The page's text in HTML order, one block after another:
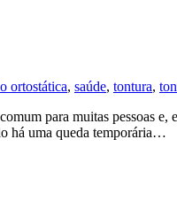
ortostática, saúde, tontura,
para muitas pessoas
há uma queda temporária…